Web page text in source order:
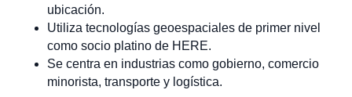
ubicación.
Utiliza tecnologías geoespaciales de primer nivel
como socio platino de HERE.
Se centra en industrias como gobierno, comercio
minorista, transporte y logística.